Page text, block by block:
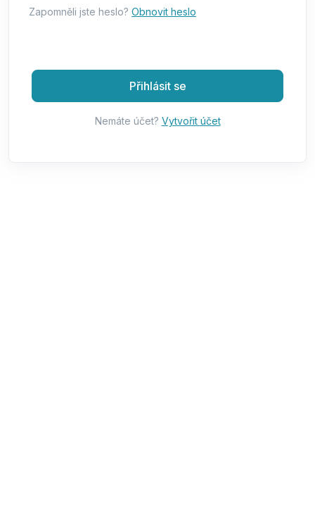
Zapomněli jste heslo? Obnovit heslo
Přihlásit se
Nemáte účet? Vytvořit účet